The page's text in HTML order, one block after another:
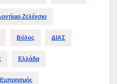
Ζελένσκι
Βόλος ΔΙΑΣ
Ελλάδα
Εμπρησμός